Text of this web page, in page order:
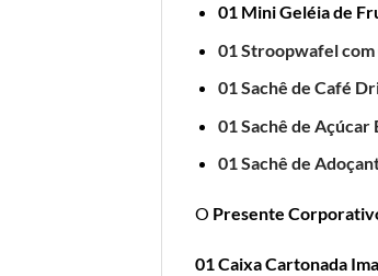
01 Mini Geléia de
01 Stroopwafel com
01 Sachê de Café
01 Sachê de Açúcar
01 Sachê de
O Presente
01 Caixa Cartonada